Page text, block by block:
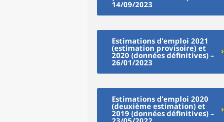
14/09/2023
Estimations d’emploi 2021
(estimation provisoire) et
2020 (données définitives) –
26/01/2023
Estimations d’emploi 2020
(deuxième estimation) et
2019 (données définitives) –